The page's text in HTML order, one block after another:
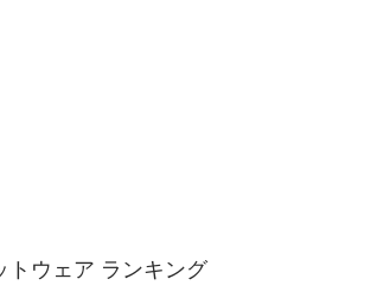
トウェア ランキング